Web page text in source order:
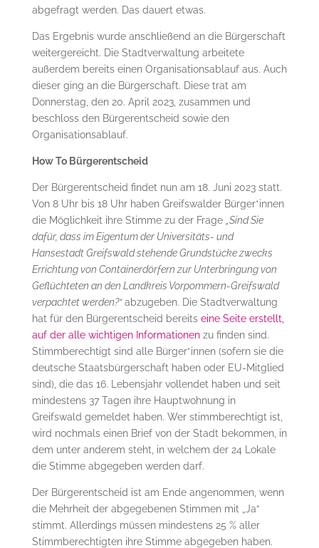
abgefragt werden. Das dauert etwas.
Das Ergebnis wurde anschließend an die Bürgerschaft
weitergereicht. Die Stadtverwaltung arbeitete
außerdem bereits einen Organisationsablauf aus. Auch
dieser ging an die Bürgerschaft. Diese trat am
Donnerstag, den 20. April 2023, zusammen und
beschloss den Bürgerentscheid sowie den
Organisationsablauf.
How To Bürgerentscheid
Der Bürgerentscheid findet nun am 18. Juni 2023 statt.
Von 8 Uhr bis 18 Uhr haben Greifswalder Bürger*innen
die Möglichkeit ihre Stimme zu der Frage „Sind Sie
dafür, dass im Eigentum der Universitäts- und
Hansestadt Greifswald stehende Grundstücke zwecks
Errichtung von Containerdörfern zur Unterbringung von
Geflüchteten an den Landkreis Vorpommern-Greifswald
verpachtet werden?“abzugeben. Die Stadtverwaltung
hat für den Bürgerentscheid bereits eine Seite erstellt,
auf der alle wichtigen Informationenzu finden sind.
Stimmberechtigt sind alle Bürger*innen (sofern sie die
deutsche Staatsbürgerschaft haben oder EU-Mitglied
sind), die das 16. Lebensjahr vollendet haben und seit
mindestens 37 Tagen ihre Hauptwohnung in
Greifswald gemeldet haben. Wer stimmberechtigt ist,
wird nochmals einen Brief von der Stadt bekommen, in
dem unter anderem steht, in welchem der 24 Lokale
die Stimme abgegeben werden darf.
Der Bürgerentscheid ist am Ende angenommen, wenn
die Mehrheit der abgegebenen Stimmen mit „Ja“
stimmt. Allerdings müssen mindestens 25 % aller
Stimmberechtigten ihre Stimme abgegeben haben.